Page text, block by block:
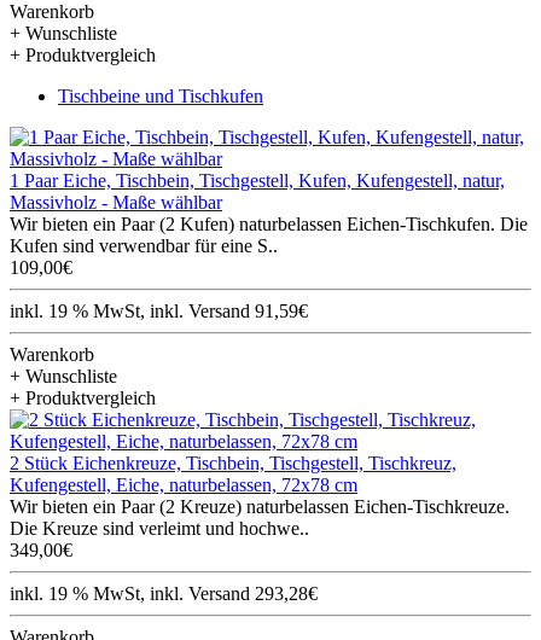
Warenkorb
+ Wunschliste
+ Produktvergleich
Tischbeine und Tischkufen
1 Paar Eiche, Tischbein, Tischgestell, Kufen, Kufengestell, natur,
Massivholz - Maße wählbar
Wir bieten ein Paar (2 Kufen) naturbelassen Eichen-Tischkufen. Die
Kufen sind verwendbar für eine S..
109,00€
inkl. 19 % MwSt, inkl. Versand 91,59€
Warenkorb
+ Wunschliste
+ Produktvergleich
2 Stück Eichenkreuze, Tischbein, Tischgestell, Tischkreuz,
Kufengestell, Eiche, naturbelassen, 72x78 cm
Wir bieten ein Paar (2 Kreuze) naturbelassen Eichen-Tischkreuze.
Die Kreuze sind verleimt und hochwe..
349,00€
inkl. 19 % MwSt, inkl. Versand 293,28€